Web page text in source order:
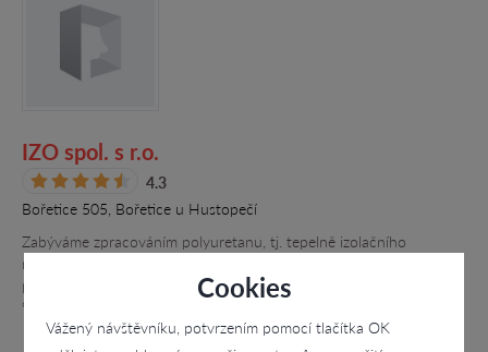
Cookies
Vážený návštěvníku, potvrzením pomocí tlačítka OK
IZO spol. s r.o.
4.3
Bořetice 505, Bořetice u Hustopečí
Zabýváme zpracováním polyuretanu, tj. tepelně izolačního
materiálu. Sortiment výrobků je velmi rozsáhlý, zahrnuje
předizolované potrubní systémy pro teplotní rozsahy 140 až 300
°C. Naší další…